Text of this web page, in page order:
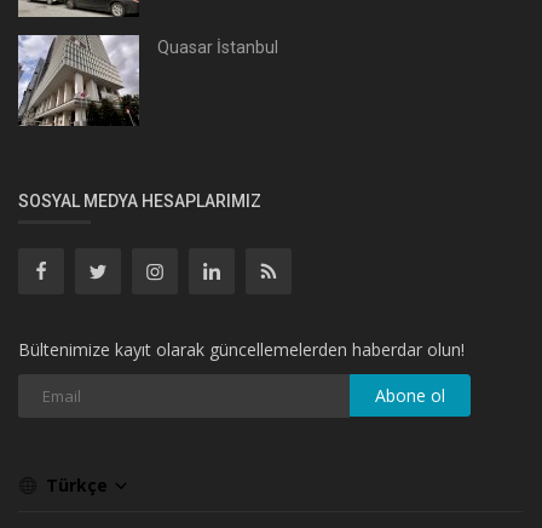
Quasar İstanbul
SOSYAL MEDYA HESAPLARIMIZ
Bültenimize kayıt olarak güncellemelerden haberdar olun!
Abone ol
Türkçe